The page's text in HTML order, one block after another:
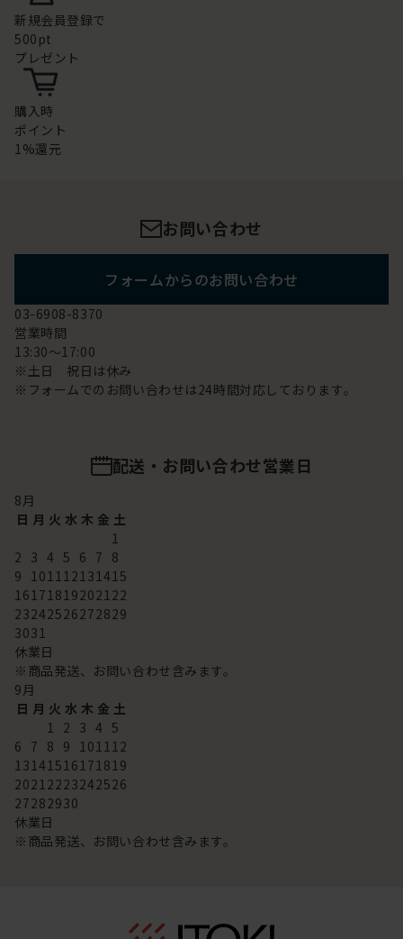
新規会員登録で
500pt
プレゼント
購入時
ポイント
1%還元
お問い合わせ
フォームからのお問い合わせ
03-6908-8370
営業時間
13:30～17:00
※土日 祝日は休み
※フォームでのお問い合わせは24時間対応しております。
配送・お問い合わせ営業日
8月
日 月 火 水 木 金 土
1
2 3 4 5 6 7 8
9 101112131415
16171819202122
23242526272829
3031
休業日
※商品発送、お問い合わせ含みます。
9月
日 月 火 水 木 金 土
1 2 3 4 5
6 7 8 9 101112
13141516171819
20212223242526
27282930
休業日
※商品発送、お問い合わせ含みます。